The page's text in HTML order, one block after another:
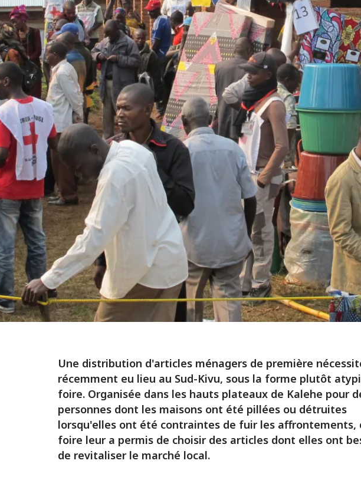
Une distribution d'articles ménagers de première
récemment eu lieu au Sud-Kivu, sous la forme plutôt
foire. Organisée dans les hauts plateaux de Kalehe pour
personnes dont les maisons ont été pillées ou détruites
lorsqu'elles ont été contraintes de fuir les affrontements,
foire leur a permis de choisir des articles dont elles ont
de revitaliser le marché local.